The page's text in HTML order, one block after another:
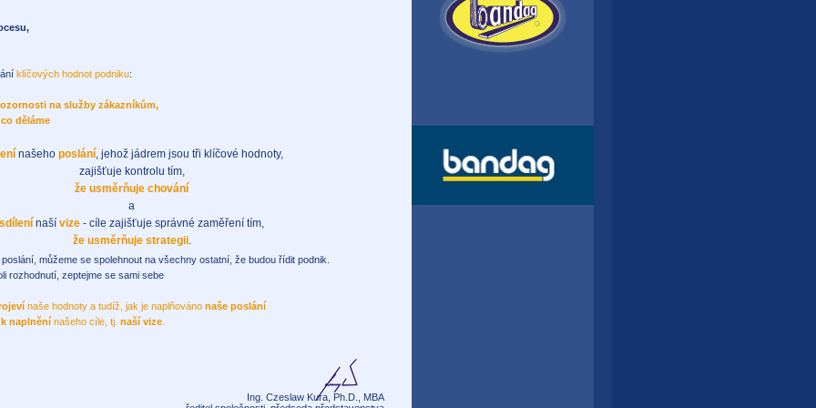
klíčových hodnot podniku:
na služby zákazníkům,
děláme
našeho poslání, jehož jádrem jsou tři klíčové hodnoty,
zajišťuje kontrolu tím,
že usměrňuje chování
a
sdílení naší vize - cíle zajišťuje správné zaměření tím,
že usměrňuje strategii.
můžeme se spolehnout na všechny ostatní, že budou řídit podnik.
rozhodnutí, zeptejme se sami sebe
naše hodnoty a tudíž, jak je naplňováno naše poslání
naplnění našeho cíle, tj. naší vize
Ing. Czeslaw Kura, Ph.D., MBA